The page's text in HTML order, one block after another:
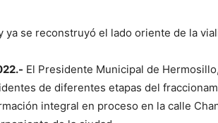
ya se reconstruyó el lado oriente de la
El Presidente Municipal de
de diferentes etapas del
integral en proceso en la calle